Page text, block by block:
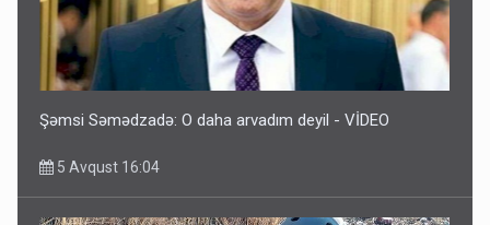
Şəmsi Səmədzadə: O daha arvadım deyil - VİDEO
5 Avqust 16:04